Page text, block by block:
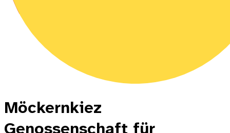
Möckernkiez